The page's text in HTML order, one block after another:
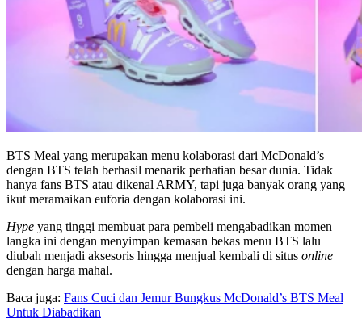
BTS Meal yang merupakan menu kolaborasi dari McDonald’s
dengan BTS telah berhasil menarik perhatian besar dunia. Tidak
hanya fans BTS atau dikenal ARMY, tapi juga banyak orang yang
ikut meramaikan euforia dengan kolaborasi ini.
Hype yang tinggi membuat para pembeli mengabadikan momen
langka ini dengan menyimpan kemasan bekas menu BTS lalu
diubah menjadi aksesoris hingga menjual kembali di situs online
dengan harga mahal.
Baca juga: Fans Cuci dan Jemur Bungkus McDonald’s BTS Meal
Untuk Diabadikan